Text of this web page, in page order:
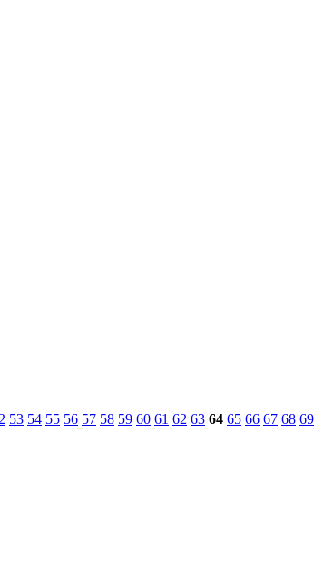
53 54 55 56 57 58 59 60 61 62 63 64 65 66 67 68 69